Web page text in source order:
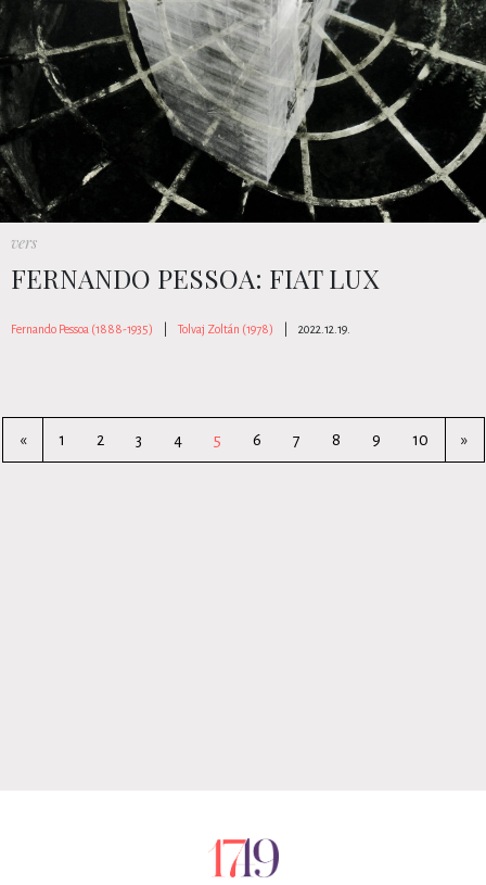
vers
FERNANDO PESSOA: FIAT LUX
Fernando Pessoa (1888-1935) Tolvaj Zoltán (1978) 2022.12.19.
« 1 2 3 4 5 6 7 8 9 10 »